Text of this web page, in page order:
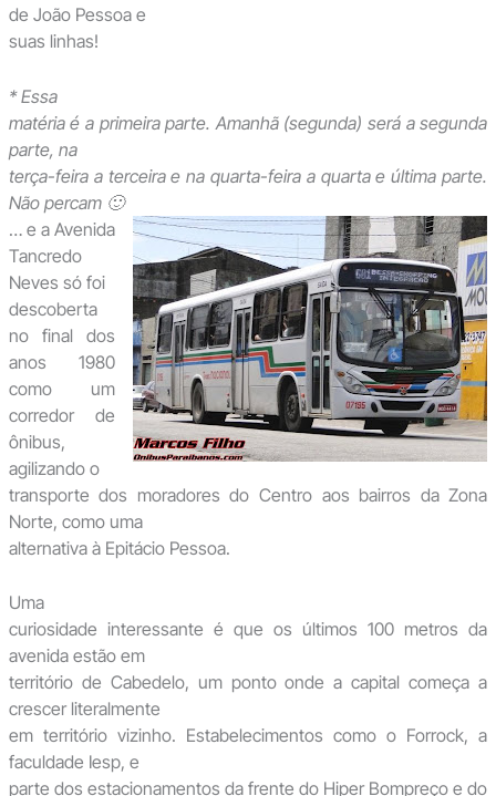
de João Pessoa e
suas linhas!
* Essa
matéria é a primeira parte. Amanhã (segunda) será a segunda
parte, na
terça-feira a terceira e na quarta-feira a quarta e última parte.
Não percam 🙂
… e a Avenida
Tancredo
Neves só foi
descoberta
no final dos
anos 1980
como um
corredor de
ônibus,
agilizando o
transporte dos moradores do Centro aos bairros da Zona
Norte, como uma
alternativa à Epitácio Pessoa.
Uma
curiosidade interessante é que os últimos 100 metros da
avenida estão em
território de Cabedelo, um ponto onde a capital começa a
crescer literalmente
em território vizinho. Estabelecimentos como o Forrock, a
faculdade Iesp, e
parte dos estacionamentos da frente do Hiper Bompreço e do